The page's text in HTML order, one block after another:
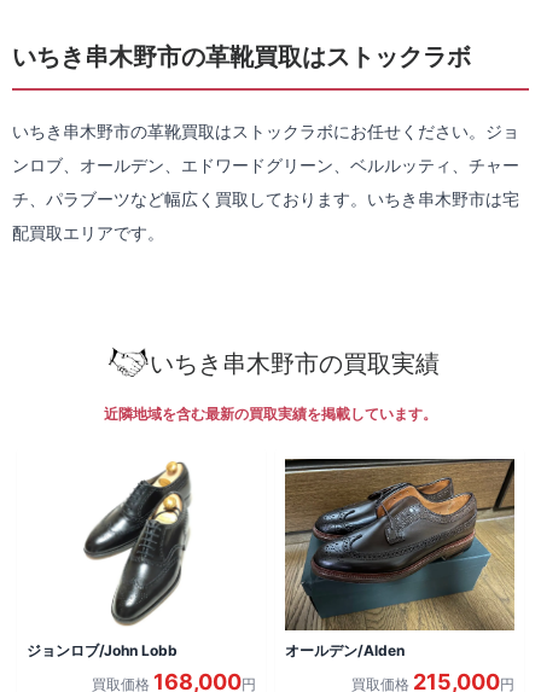
いちき串木野市の革靴買取はストックラボ
いちき串木野市の革靴買取はストックラボにお任せください。ジョ
ンロブ、オールデン、エドワードグリーン、ベルルッティ、チャー
チ、パラブーツなど幅広く買取しております。いちき串木野市は宅
配買取エリアです。
いちき串木野市の買取実績
近隣地域を含む最新の買取実績を掲載しています。
ジョンロブ/John Lobb
買取価格 168,000円
オールデン/Alden
買取価格 215,000円